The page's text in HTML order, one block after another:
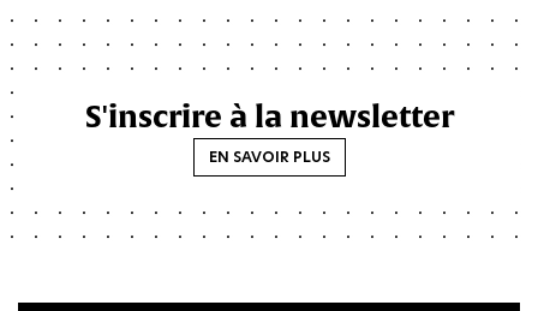
S'inscrire à la newsletter
EN SAVOIR PLUS